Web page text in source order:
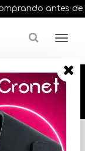
antes de
artículos,
envíos en el